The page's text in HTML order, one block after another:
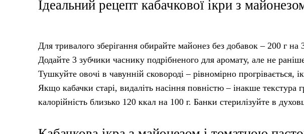
Ідеальний рецепт кабачкової ікри з
Для тривалого зберігання обирайте майонез без добавок – 200 г на
Додайте 3 зубчики часнику подрібненого для аромату, але не
Тушкуйте овочі в чавунній сковороді – рівномірно прогрівається,
Якщо кабачки старі, видаліть насіння повністю – інакше
калорійність близько 120 ккал на 100 г. Банки стерилізуйте в